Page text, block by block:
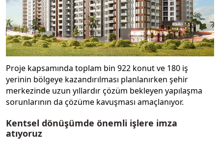
Proje kapsamında toplam bin 922 konut ve 180 iş
yerinin bölgeye kazandırılması planlanırken şehir
merkezinde uzun yıllardır çözüm bekleyen yapılaşma
sorunlarının da çözüme kavuşması amaçlanıyor.
Kentsel dönüşümde önemli işlere imza
atıyoruz